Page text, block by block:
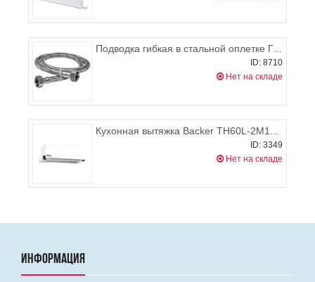
Подводка гибкая в стальной оплетке Г/Г 600 мм
ID: 8710
Нет на складе
Кухонная вытяжка Backer TH60L-2М100-WG
ID: 3349
Нет на складе
ИНФОРМАЦИЯ